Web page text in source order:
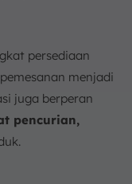
persediaan
pemesanan menjadi
juga berperan
pencurian,